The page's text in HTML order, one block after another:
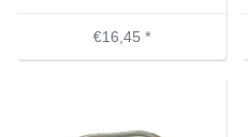
€16,45 *